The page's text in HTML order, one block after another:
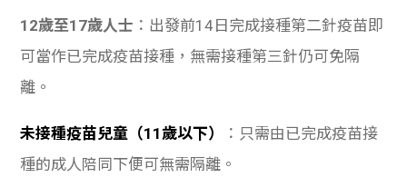
12歲至17歲人士 ：出發前14日完成接種第二針疫苗即
可當作已完成疫苗接種，無需接種第三針仍可免隔
離。
未接種疫苗兒童（11歲以下）
：只需由已完成疫苗接
種的成人陪同下便可無需隔離。